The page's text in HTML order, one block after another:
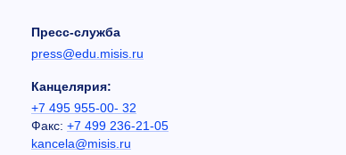
Пресс-служба
press@edu.misis.ru
Канцелярия:
+7 495 955-00- 32
Факс: +7 499 236-21-05
kancela@misis.ru